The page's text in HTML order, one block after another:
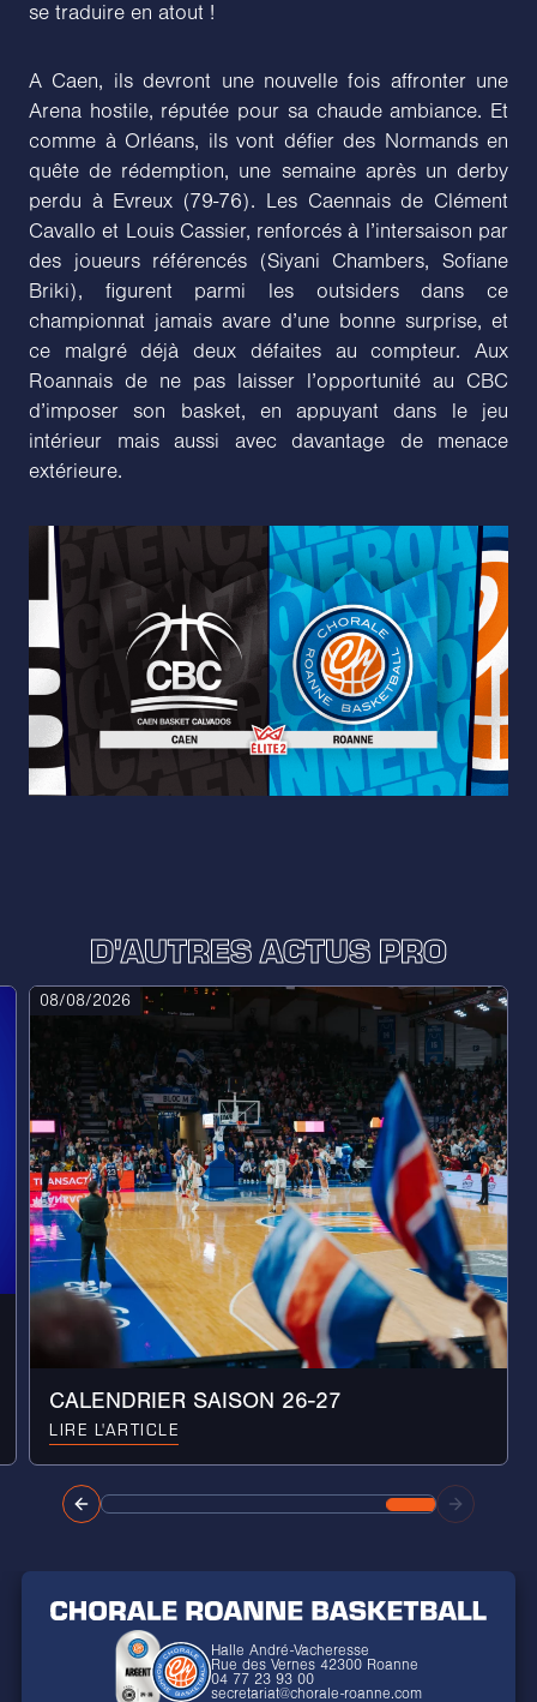
se traduire en atout !
A Caen, ils devront une nouvelle fois affronter une
Arena hostile, réputée pour sa chaude ambiance. Et
comme à Orléans, ils vont défier des Normands en
quête de rédemption, une semaine après un derby
perdu à Evreux (79-76). Les Caennais de Clément
Cavallo et Louis Cassier, renforcés à l’intersaison par
des joueurs référencés (Siyani Chambers, Sofiane
Briki), figurent parmi les outsiders dans ce
championnat jamais avare d’une bonne surprise, et
ce malgré déjà deux défaites au compteur. Aux
Roannais de ne pas laisser l’opportunité au CBC
d’imposer son basket, en appuyant dans le jeu
intérieur mais aussi avec davantage de menace
extérieure.
D'AUTRES ACTUS PRO
08/08/2026
CALENDRIER SAISON 26-27
LIRE L'ARTICLE
Halle André-Vacheresse
Rue des Vernes 42300 Roanne
04 77 23 93 00
secretariat@chorale-roanne.com